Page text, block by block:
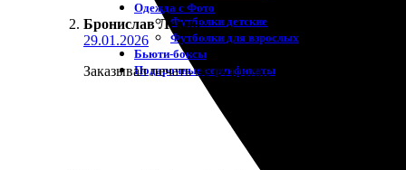
Одежда с Фото
Футболки детские
Футболки для взрослых
Бьюти-боксы
Подарочные сертификаты
Бронислав Левин :
29.01.2026
Заказывал печать на футболке для взрослого.